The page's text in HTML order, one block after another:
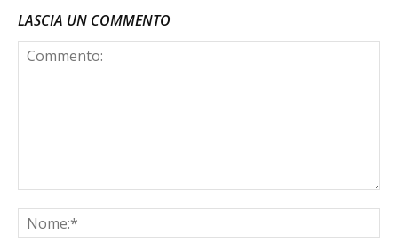
LASCIA UN COMMENTO